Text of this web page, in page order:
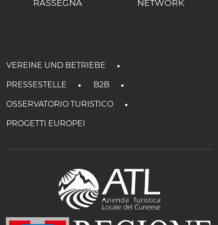
RASSEGNA NETWORK
VEREINE UND BETRIEBE
PRESSESTELLE B2B
OSSERVATORIO TURISTICO
PROGETTI EUROPEI